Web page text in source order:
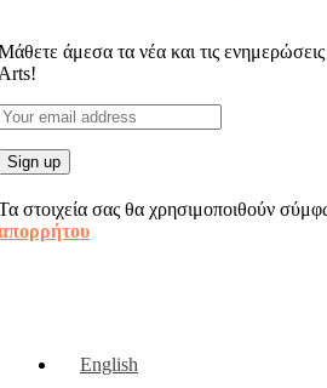
άμεσα τα νέα και τις
στοιχεία σας θα χρησιμοποιθούν
English